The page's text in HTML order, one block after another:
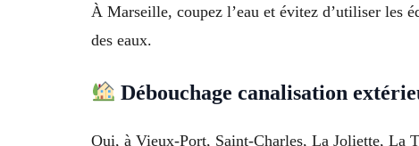
À Marseille, coupez l’eau et évitez d’utiliser les
des eaux.
Débouchage canalisation
Oui, à Vieux-Port, Saint-Charles, La Joliette, La